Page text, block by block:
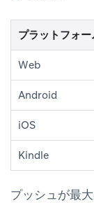
プラットフォー
Web
Android
iOS
Kindle
プッシュが最